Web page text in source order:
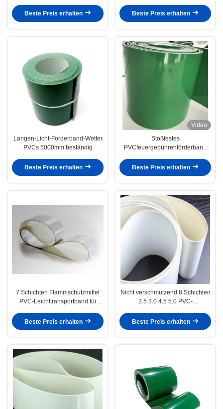
Beste Preis erhalten
Beste Preis erhalten
Längen-Licht-Förderband-Wetter
PVCs 5000mm beständig
Beste Preis erhalten
Video
Stoßfestes
PVCfeuergebührenförderband
Beste Preis erhalten
7 Schichten Flammschutzmittel
PVC-Leichttransportband für
Beste Preis erhalten
Nicht verschmutzend 8 Schichten
2.5 3.0 4.5 5.0 PVC-
Nahrungsmitteltransport
Beste Preis erhalten